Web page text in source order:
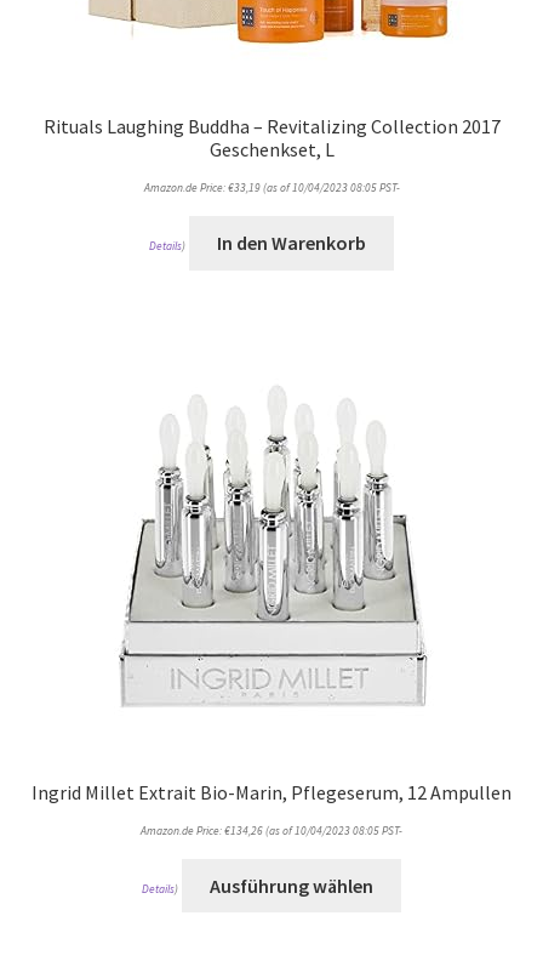
Rituals Laughing Buddha – Revitalizing Collection 2017
Geschenkset, L
Amazon.de Price:€33,19(as of 10/04/2023 08:05 PST-
Details) In den Warenkorb
Ingrid Millet Extrait Bio-Marin, Pflegeserum, 12 Ampullen
Amazon.de Price:€134,26(as of 10/04/2023 08:05 PST-
Details) Ausführung wählen